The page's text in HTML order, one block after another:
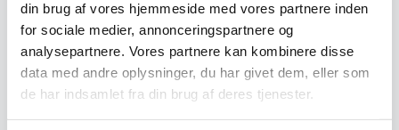
din brug af vores hjemmeside med vores partnere inden
for sociale medier, annonceringspartnere og
analysepartnere. Vores partnere kan kombinere disse
data med andre oplysninger, du har givet dem, eller som
de har indsamlet fra din brug af deres tjenester.
Sikkerhedsfodtøj
Såler
Sandal
Sko
Støvler
Støvlet
Valg af sikkerhedssko
Skadedyrsbekæmpelse